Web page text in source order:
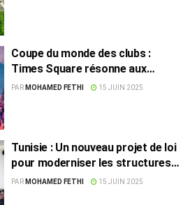
Coupe du monde des clubs :
Times Square résonne aux
chants de l’Espérance
PAR MOHAMED FETHI 15 JUIN 2025
Tunisie : Un nouveau projet de loi
pour moderniser les structures
sportives
PAR MOHAMED FETHI 15 JUIN 2025